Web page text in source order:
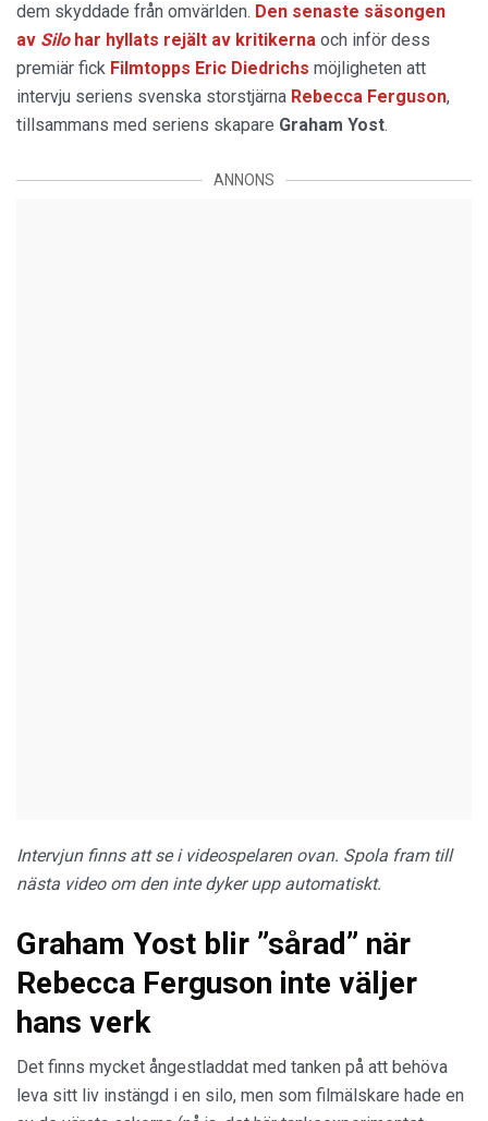
dem skyddade från omvärlden. Den senaste säsongen
av Silo har hyllats rejält av kritikerna och inför dess
premiär fick Filmtopps Eric Diedrichs möjligheten att
intervju seriens svenska storstjärna Rebecca Ferguson,
tillsammans med seriens skapare Graham Yost.
ANNONS
Intervjun finns att se i videospelaren ovan. Spola fram till
nästa video om den inte dyker upp automatiskt.
Graham Yost blir ”sårad” när
Rebecca Ferguson inte väljer
hans verk
Det finns mycket ångestladdat med tanken på att behöva
leva sitt liv instängd i en silo, men som filmälskare hade en